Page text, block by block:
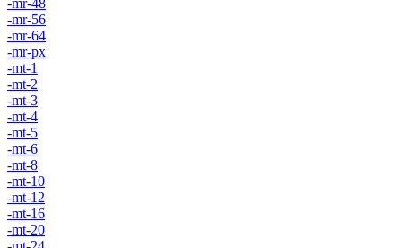
-mr-56
-mr-64
-mr-px
-mt-1
-mt-2
-mt-3
-mt-4
-mt-5
-mt-6
-mt-8
-mt-10
-mt-12
-mt-16
-mt-20